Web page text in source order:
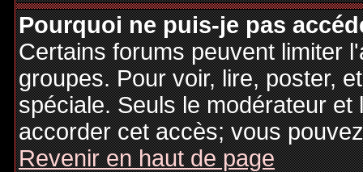
Pourquoi ne puis-je pas
Certains forums peuvent limiter
groupes. Pour voir, lire, poster,
spéciale. Seuls le modérateur
accorder cet accès; vous
Revenir en haut de page